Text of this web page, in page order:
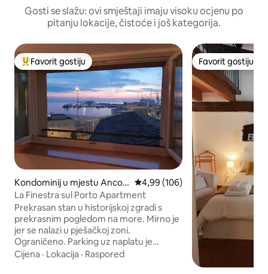
Gosti se slažu: ovi smještaji imaju visoku ocjenu po
pitanju lokacije, čistoće i još kategorija.
Glavni favorit gostiju
Favorit gostiju
Kondominij u mjestu Ancon
a
Prosječna ocjena: 4,99 od 5,
4,99 (106)
La Finestra sul Porto Apartment
Prekrasan stan u historijskoj zgradi s
prekrasnim pogledom na more. Mirno je
jer se nalazi u pješačkoj zoni.
Ograničeno. Parking uz naplatu je
udaljen samo nekoliko koraka. Parking s
Cijena · Lokacija · Raspored
Favorit gostiju
Favorit gostiju